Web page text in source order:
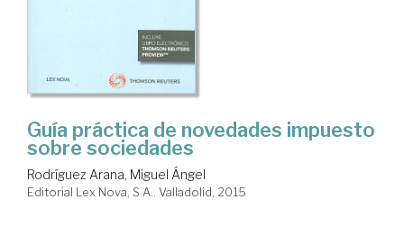
Guía práctica de novedades impuesto
sobre sociedades
Rodríguez Arana, Miguel Ángel
Editorial Lex Nova, S.A.. Valladolid, 2015